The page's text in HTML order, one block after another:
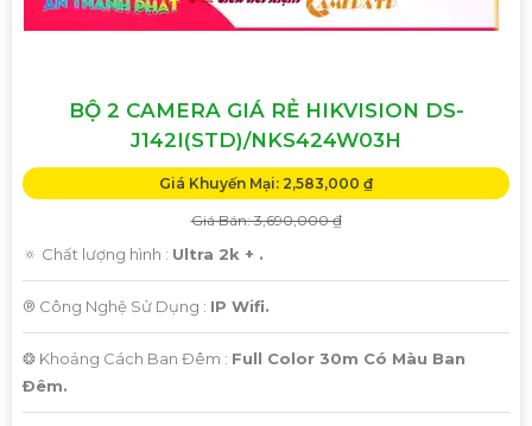
BỘ 2 CAMERA GIÁ RẺ HIKVISION DS-
J142I(STD)/NKS424W03H
Giá Khuyến Mại: 2,583,000 ₫
Giá Bán: 3,690,000 ₫
🔅 Chất lượng hình : Ultra 2k + .
®️ Công Nghệ Sử Dụng : IP Wifi.
❂ Khoảng Cách Ban Đêm : Full Color 30m Có Màu Ban
Ðêm.